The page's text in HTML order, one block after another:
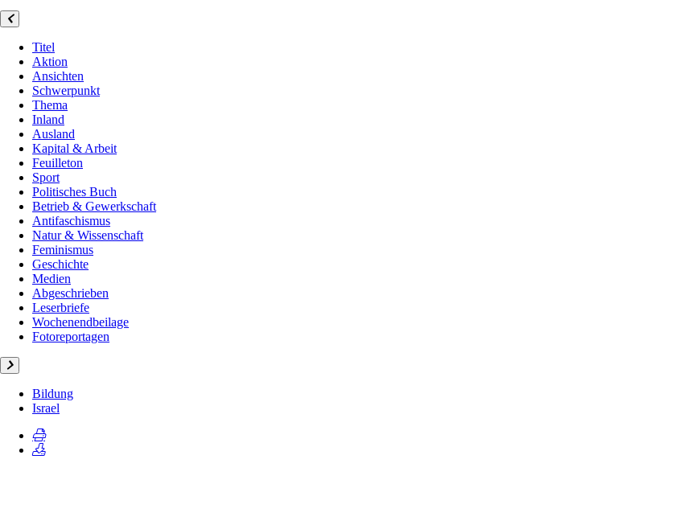
Titel
Aktion
Ansichten
Schwerpunkt
Thema
Inland
Ausland
Kapital & Arbeit
Feuilleton
Sport
Politisches Buch
Betrieb & Gewerkschaft
Antifaschismus
Natur & Wissenschaft
Feminismus
Geschichte
Medien
Abgeschrieben
Leserbriefe
Wochenendbeilage
Fotoreportagen
Bildung
Israel